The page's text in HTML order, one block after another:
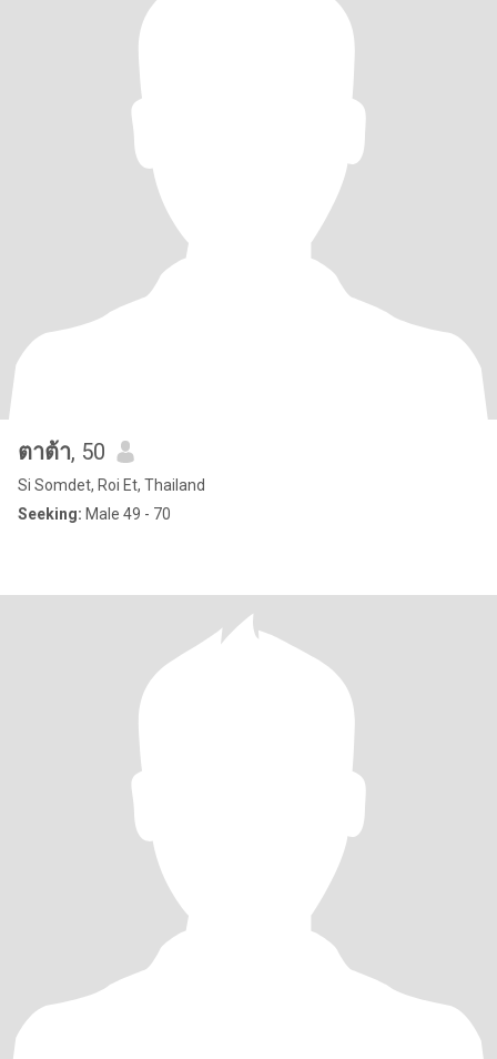
ตาต้า, 50
Si Somdet, Roi Et, Thailand
Seeking: Male 49 - 70